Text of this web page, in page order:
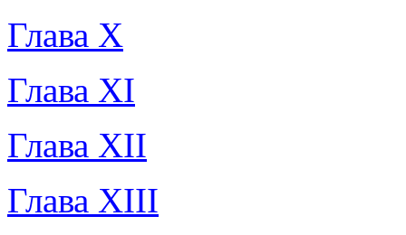
Глава X
Глава XI
Глава XII
Глава XIII